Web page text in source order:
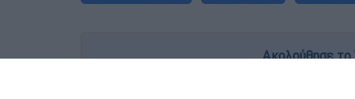
Ακολούθησε το